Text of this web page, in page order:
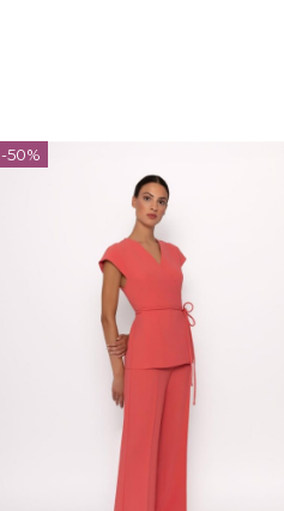
-50%